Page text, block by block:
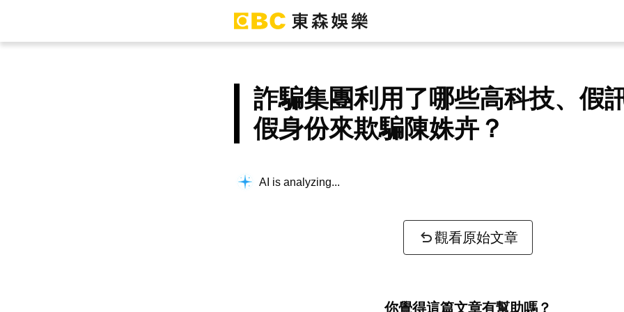
詐騙集團利用了哪些高科技、假
假身份來欺騙陳姝卉？
AI is analyzing...
觀看原始文章
你覺得這篇文章有幫助嗎？